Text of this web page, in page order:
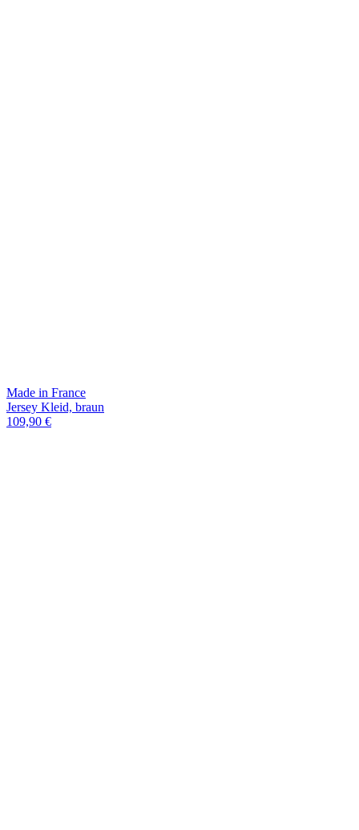
Made in France
Jersey Kleid, braun
109,90 €